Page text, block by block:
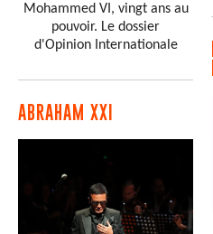
Mohammed VI, vingt ans au
pouvoir. Le dossier
d'Opinion Internationale
ABRAHAM XXI